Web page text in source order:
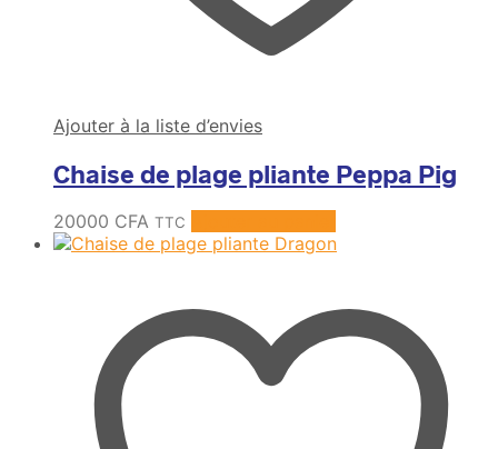
Ajouter à la liste d’envies
Chaise de plage pliante Peppa Pig
20000 CFA TTC